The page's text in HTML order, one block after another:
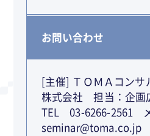
お問い合わせ
[主催] ＴＯＭＡコンサ
株式会社 担当：企画
TEL 03-6266-2561
seminar@toma.co.jp